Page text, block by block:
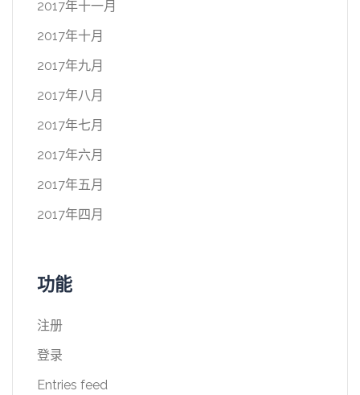
2017年十一月
2017年十月
2017年九月
2017年八月
2017年七月
2017年六月
2017年五月
2017年四月
功能
注册
登录
Entries feed